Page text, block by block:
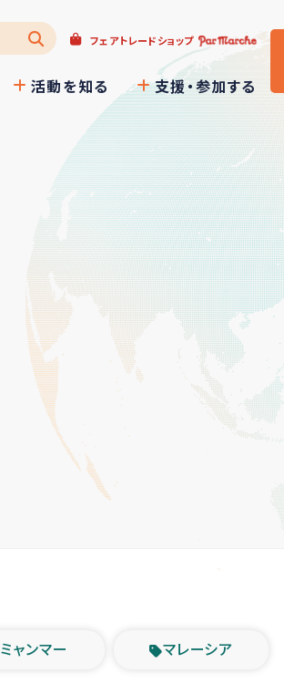
フェアトレードショップ
活動を知る 支援・参加する
ミャンマー マレーシア